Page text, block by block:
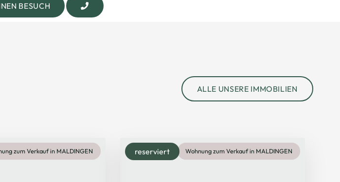
BESUCH
ALLE UNSERE IMMOBILIEN
zum Verkauf in MALDINGEN reserviert Wohnung zum Verkauf in MALDINGEN